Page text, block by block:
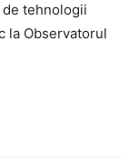
tehnologii
la Observatorul